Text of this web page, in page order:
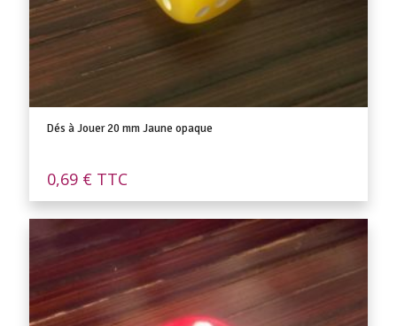
Dés à Jouer 20 mm Jaune opaque
0,69 € TTC